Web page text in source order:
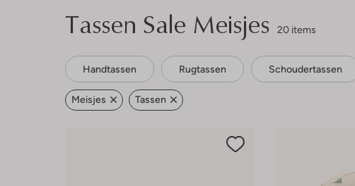
Tassen Sale Meisjes 20 items
Handtassen Rugtassen Schoudertassen
Meisjes Tassen